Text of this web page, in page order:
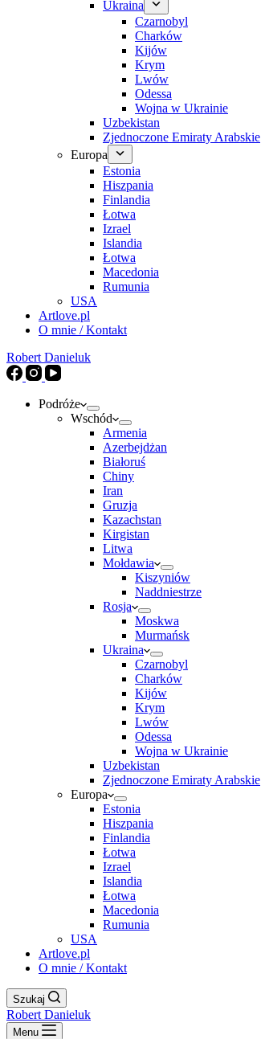
Ukraina
Czarnobyl
Charków
Kijów
Krym
Lwów
Odessa
Wojna w Ukrainie
Uzbekistan
Zjednoczone Emiraty Arabskie
Europa
Estonia
Hiszpania
Finlandia
Łotwa
Izrael
Islandia
Łotwa
Macedonia
Rumunia
USA
Artlove.pl
O mnie / Kontakt
Robert Danieluk
Podróże
Wschód
Armenia
Azerbejdżan
Białoruś
Chiny
Iran
Gruzja
Kazachstan
Kirgistan
Litwa
Mołdawia
Kiszyniów
Naddniestrze
Rosja
Moskwa
Murmańsk
Ukraina
Czarnobyl
Charków
Kijów
Krym
Lwów
Odessa
Wojna w Ukrainie
Uzbekistan
Zjednoczone Emiraty Arabskie
Europa
Estonia
Hiszpania
Finlandia
Łotwa
Izrael
Islandia
Łotwa
Macedonia
Rumunia
USA
Artlove.pl
O mnie / Kontakt
Szukaj
Robert Danieluk
Menu